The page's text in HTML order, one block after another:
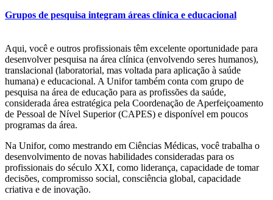
Grupos de pesquisa integram áreas clínica e educacional
Aqui, você e outros profissionais têm excelente oportunidade para
desenvolver pesquisa na área clínica (envolvendo seres humanos),
translacional (laboratorial, mas voltada para aplicação à saúde
humana) e educacional. A Unifor também conta com grupo de
pesquisa na área de educação para as profissões da saúde,
considerada área estratégica pela Coordenação de Aperfeiçoamento
de Pessoal de Nível Superior (CAPES) e disponível em poucos
programas da área.
Na Unifor, como mestrando em Ciências Médicas, você trabalha o
desenvolvimento de novas habilidades consideradas para os
profissionais do século XXI, como liderança, capacidade de tomar
decisões, compromisso social, consciência global, capacidade
criativa e de inovação.